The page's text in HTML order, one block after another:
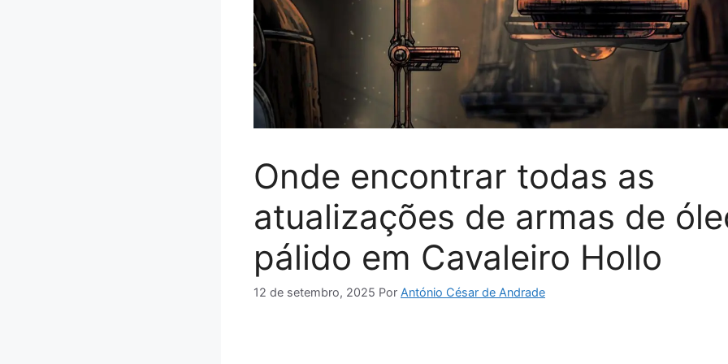
Onde encontrar todas as
atualizações de armas de
pálido em Cavaleiro Hollo
12 de setembro, 2025 Por António César de Andrade